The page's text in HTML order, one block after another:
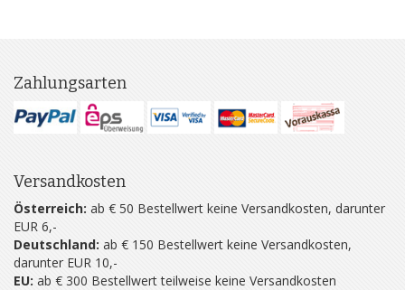
Zahlungsarten
Versandkosten
Österreich: ab € 50 Bestellwert keine Versandkosten, darunter
EUR 6,-
Deutschland: ab € 150 Bestellwert keine Versandkosten,
darunter EUR 10,-
EU: ab € 300 Bestellwert teilweise keine Versandkosten